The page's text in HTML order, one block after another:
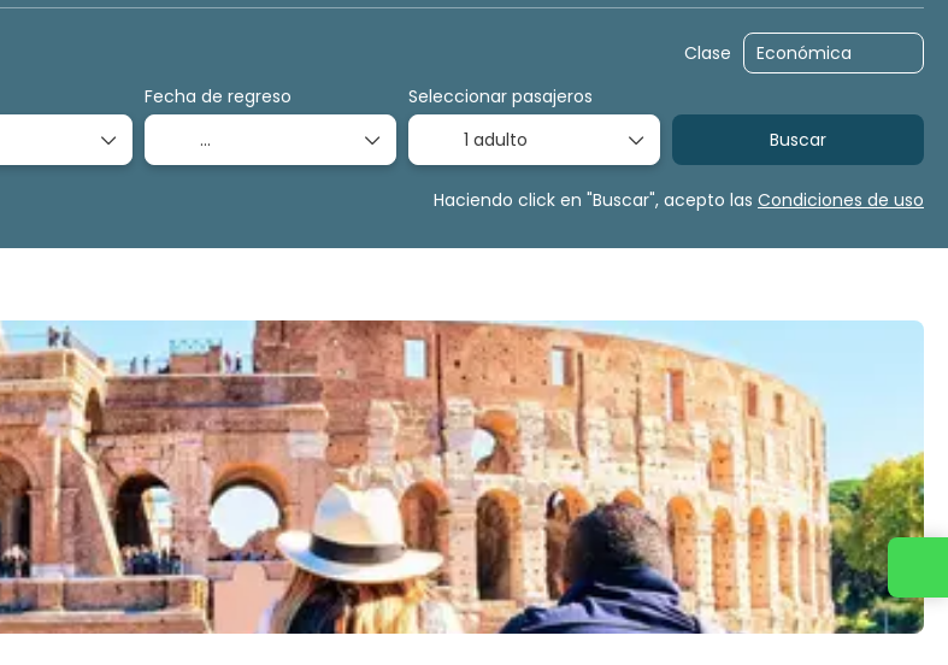
Clase
Fecha de regreso
Seleccionar pasajeros
1 adulto
Buscar
Haciendo click en "Buscar", acepto las Condiciones de uso
Contacta con nosotros